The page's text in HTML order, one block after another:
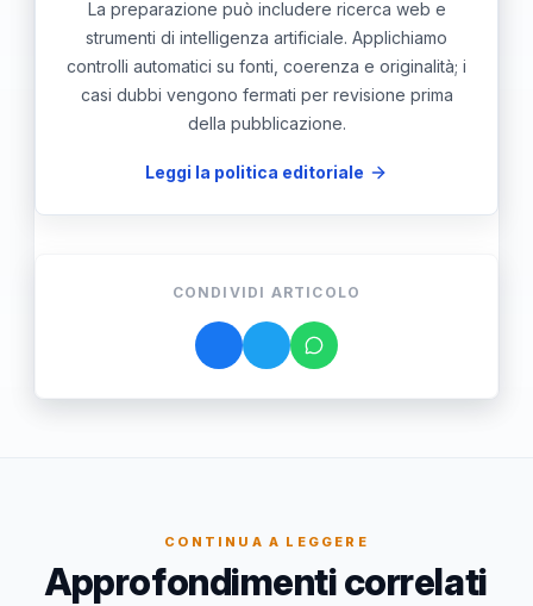
La preparazione può includere ricerca web e
strumenti di intelligenza artificiale. Applichiamo
controlli automatici su fonti, coerenza e originalità; i
casi dubbi vengono fermati per revisione prima
della pubblicazione.
Leggi la politica editoriale
CONDIVIDI ARTICOLO
CONTINUA A LEGGERE
Approfondimenti correlati